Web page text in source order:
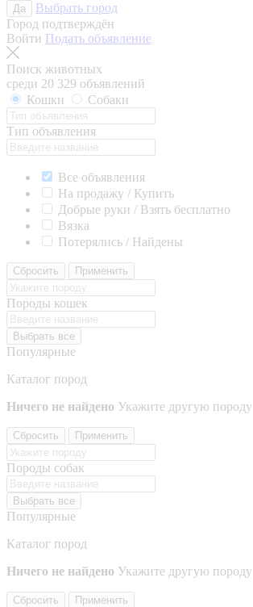
Да
Выбрать город
Город подтверждён
Войти Подать объявление
Поиск животных
среди 20 329 объявлений
Кошки
Собаки
Тип объявления
Все объявления
На продажу / Купить
Добрые руки / Взять бесплатно
Вязка
Потерялись / Найдены
Сбросить Применить
Породы кошек
Выбрать все
Популярные
Каталог пород
Ничего не найдено Укажите другую породу
Сбросить Применить
Породы собак
Выбрать все
Популярные
Каталог пород
Ничего не найдено Укажите другую породу
Сбросить Применить